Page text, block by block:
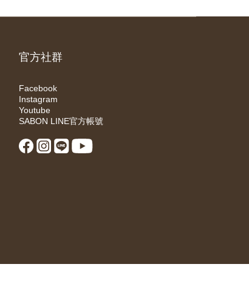
官方社群
Facebook
Instagram
Youtube
SABON LINE官方帳號